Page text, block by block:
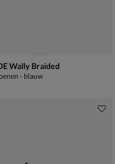
Wally Braided
- blauw